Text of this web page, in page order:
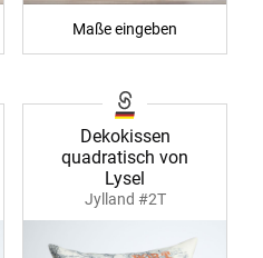
Maße eingeben
Dekokissen
quadratisch von
Lysel
Jylland #2T